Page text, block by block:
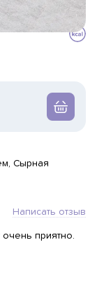
Сырная
Написать отзыв
очень приятно.